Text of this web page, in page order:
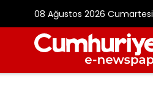
08 Ağustos 2026 Cumartesi